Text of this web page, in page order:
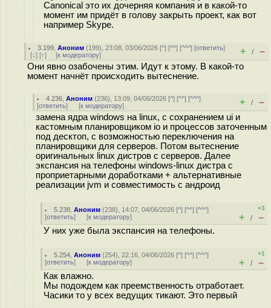
Canonical это их дочерняя компания и в какой-то
момент им придёт в голову закрыть проект, как вот
например Skype.
3.199 ,Аноним (199), 23:08, 03/06/2026 [^] [^^] [^^^] [ответить]
[↓] [↑] [к модератору] + / –
Они явно озабочены этим. Идут к этому. В какой-то
момент начнёт происходить вытеснение.
4.236 ,Аноним (236), 13:09, 04/06/2026 [^] [^^] [^^^]
[ответить] [к модератору] + / –
замена ядра windows на linux, с сохранением ui и
кастомным планировщиком io и процессов заточенным
под десктоп, с возможностью переключения на
планировщики для серверов. Потом вытеснение
оригинальных linux дистров с серверов. Далее
экспансия на телефоны windows-linux дистра с
проприетарными доработками + альтернативные
реализации jvm и совместимость с андроид
5.238 ,Аноним (238), 14:07, 04/06/2026 [^] [^^] [^^^]
[ответить] [к модератору]
+3
+ / –
У них уже была экспансия на телефоны.
5.254 ,Аноним (254), 22:16, 04/06/2026 [^] [^^] [^^^]
[ответить] [к модератору]
+1
+ / –
Как влажно.
Мы подождем как преемственность отработает.
Часики то у всех ведущих тикают. Это первый